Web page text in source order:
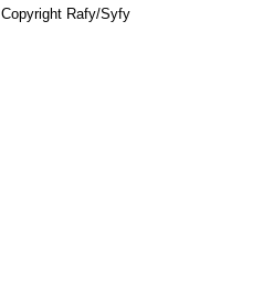
Copyright Rafy/Syfy